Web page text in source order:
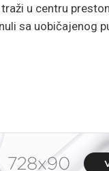
u centru
sa uobičajenog